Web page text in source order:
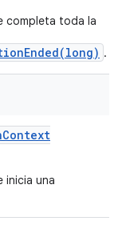
completa toda la
.
Context
inicia una